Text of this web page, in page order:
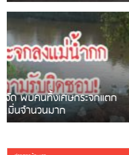
ชาวผาลั้ง โวย ไร้หน่วยงา
จัดการกันเอง